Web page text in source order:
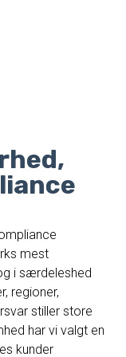
mest
i særdeleshed
regioner,
stiller store
har vi valgt en
kunder